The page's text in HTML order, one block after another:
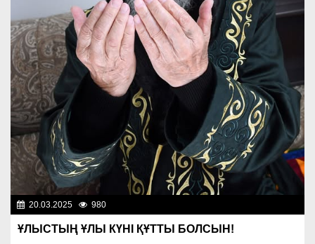
20.03.2025 980
ҰЛЫСТЫҢ ҰЛЫ КҮНІ ҚҰТТЫ БОЛСЫН!